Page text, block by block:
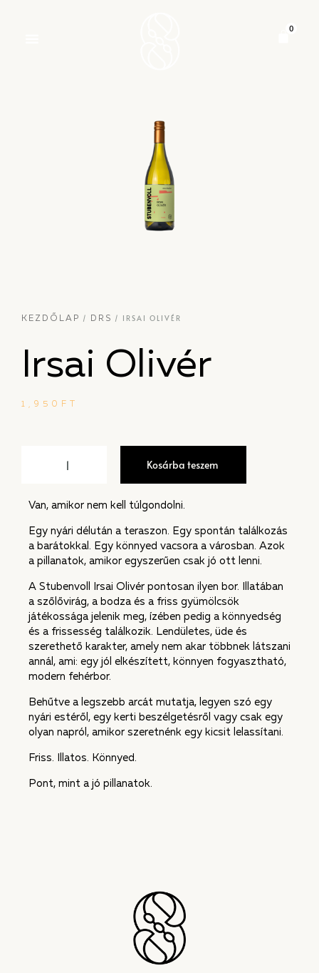
KEZDŐLAP / DRS / IRSAI OLIVÉR
Irsai Olivér
1,950 FT
Kosárba teszem
Van, amikor nem kell túlgondolni.
Egy nyári délután a teraszon. Egy spontán találkozás
a barátokkal. Egy könnyed vacsora a városban. Azok
a pillanatok, amikor egyszerűen csak jó ott lenni.
A Stubenvoll Irsai Olivér pontosan ilyen bor. Illatában
a szőlővirág, a bodza és a friss gyümölcsök
játékossága jelenik meg, ízében pedig a könnyedség
és a frissesség találkozik. Lendületes, üde és
szerethető karakter, amely nem akar többnek látszani
annál, ami: egy jól elkészített, könnyen fogyasztható,
modern fehérbor.
Behűtve a legszebb arcát mutatja, legyen szó egy
nyári estéről, egy kerti beszélgetésről vagy csak egy
olyan napról, amikor szeretnénk egy kicsit lelassítani.
Friss. Illatos. Könnyed.
Pont, mint a jó pillanatok.